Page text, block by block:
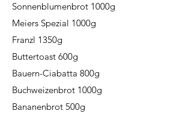
Sonnenblumenbrot 1000g
Meiers Spezial 1000g
Franzl 1350g
Buttertoast 600g
Bauern-Ciabatta 800g
Buchweizenbrot 1000g
Bananenbrot 500g